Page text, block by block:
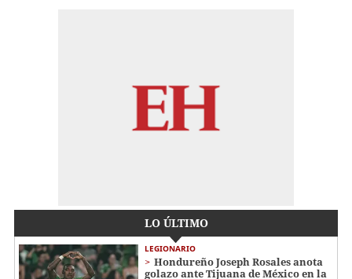
LO ÚLTIMO
LEGIONARIO
Hondureño Joseph Rosales anota
golazo ante Tijuana de México en la